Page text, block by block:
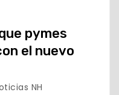
pymes
el nuevo
NH